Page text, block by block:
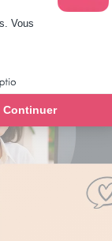
Vous
Continuer